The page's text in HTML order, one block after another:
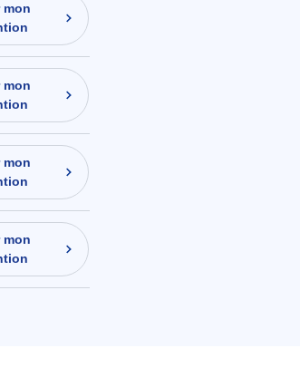
mon
mon
mon
mon